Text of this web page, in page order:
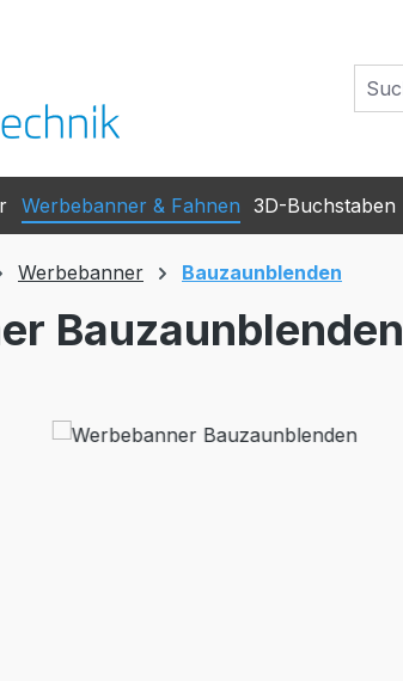
Werbebanner & Fahnen 3D-Buchstaben
Werbebanner Bauzaunblenden
Bauzaunblenden